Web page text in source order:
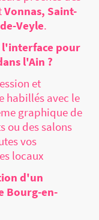
Vonnas, Saint-
Veyle.
l'interface pour
l'Ain ?
et
habillés avec le
graphique de
ou des salons
vos
locaux
d'un
Bourg-en-